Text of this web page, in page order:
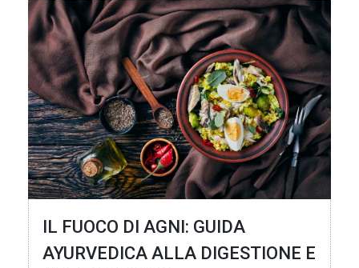
IL FUOCO DI AGNI: GUIDA
AYURVEDICA ALLA DIGESTIONE E